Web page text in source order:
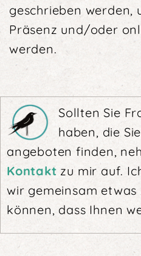
geschrieben werden,
Präsenz und/oder
werden.
Sollten Sie
haben, die
angeboten finden,
Kontakt zu mir auf.
wir gemeinsam etwas
können, dass Ihnen